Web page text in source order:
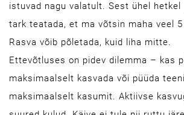
istuvad nagu valatult. Sest ühel
tark teatada, et ma võtsin maha veel
Rasva võib põletada, kuid liha mitte.
Ettevõtluses on pidev dilemma – kas
maksimaalselt kasvada või püüda
maksimaalselt kasumit. Aktiivse